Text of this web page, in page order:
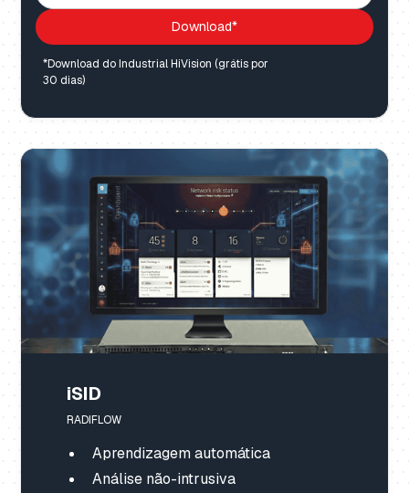
Download*
*Download do Industrial HiVision (grátis por
30 dias)
iSID
RADIFLOW
Aprendizagem automática
Análise não-intrusiva